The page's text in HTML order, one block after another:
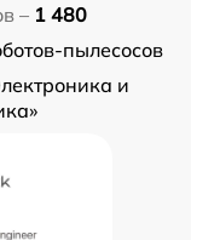
– 1 480
пылесосов
и